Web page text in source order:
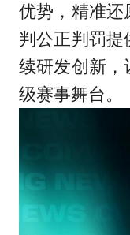
优势，精准还
判公正判罚
续研发创新，
级赛事舞台。